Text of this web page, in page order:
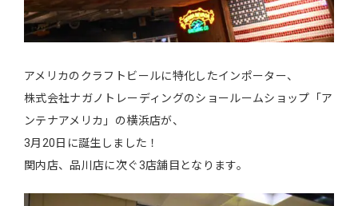
アメリカのクラフトビールに特化したインポーター、
株式会社ナガノトレーディングのショールームショップ「ア
ンテナアメリカ」の横浜店が、
3月20日に誕生しました！
関内店、品川店に次ぐ3店舗目となります。